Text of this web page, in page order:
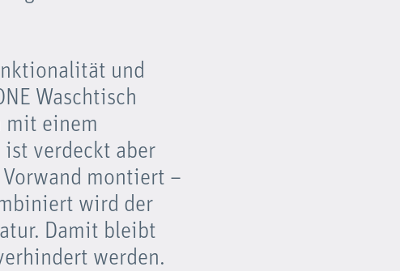
und
Waschtisch
mit einem
ist verdeckt aber
montiert –
wird der
Damit bleibt
werden.